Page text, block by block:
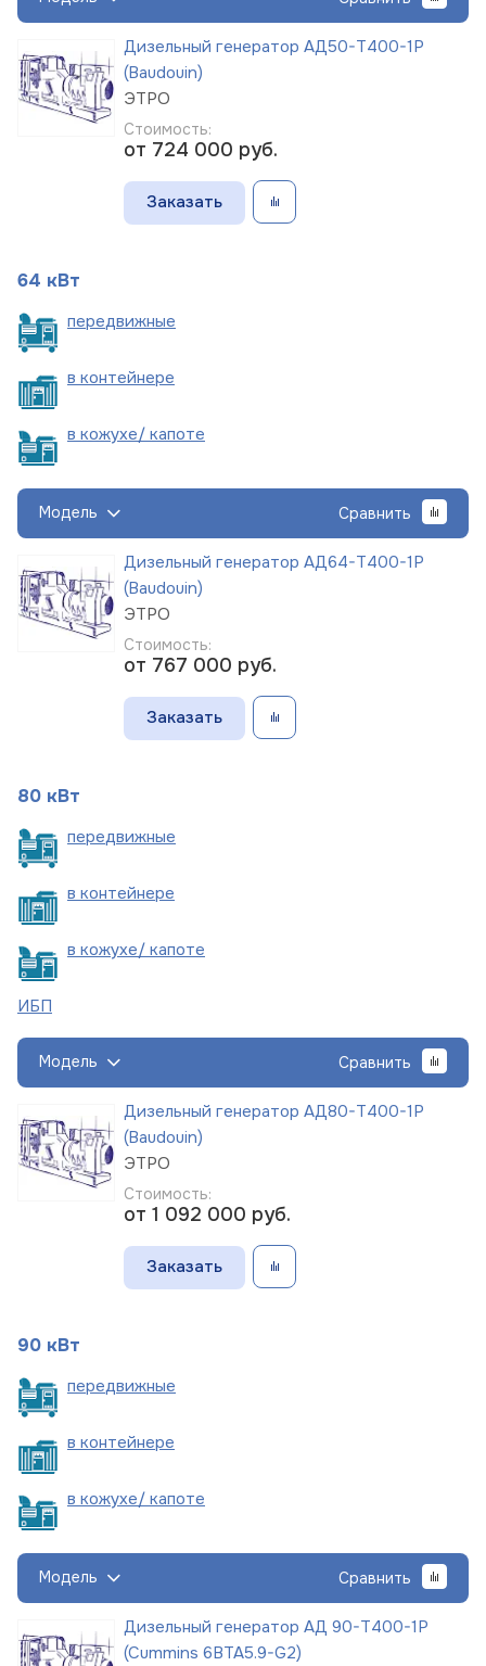
Дизельный генератор АД50-Т400-1Р
(Baudouin)
ЭТРО
Стоимость:
от 724 000 руб.
Заказать
64 кВт
передвижные
в контейнере
в кожухе/ капоте
Модель Сравнить
Дизельный генератор АД64-Т400-1Р
(Baudouin)
ЭТРО
Стоимость:
от 767 000 руб.
Заказать
80 кВт
передвижные
в контейнере
в кожухе/ капоте
ИБП
Модель Сравнить
Дизельный генератор АД80-Т400-1Р
(Baudouin)
ЭТРО
Стоимость:
от 1 092 000 руб.
Заказать
90 кВт
передвижные
в контейнере
в кожухе/ капоте
Модель Сравнить
Дизельный генератор АД 90-Т400-1Р
(Cummins 6BTA5.9-G2)